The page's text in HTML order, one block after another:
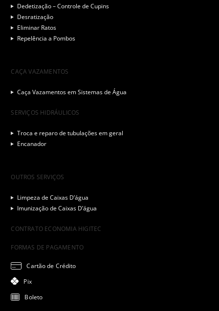
Dedetização – Controle de Cupins
Desratização
Eliminar Ratos
Repelência a Pombos
CAÇA VAZAMENTOS
Caça Vazamentos em Sistemas de Água
SERVIÇOS HIDRÁULICOS
Troca e reparo de tubulações em geral
Encanador
OUTROS SERVIÇOS
Limpeza de Caixas D’água
Imunização de Caixas D’água
CONTRATO ECONOMIA HIGITEC
FORMAS DE PAGAMENTO
Cartão de Crédito
Pix
Boleto